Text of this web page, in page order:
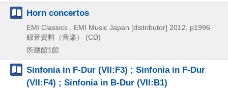
Horn concertos
EMI Classics , EMI Music Japan [distributor] 2012, p1996
録音資料（音楽） (CD)
所蔵館1館
Sinfonia in F-Dur (VII:F3) ; Sinfonia in F-Dur
(VII:F4) ; Sinfonia in B-Dur (VII:B1)